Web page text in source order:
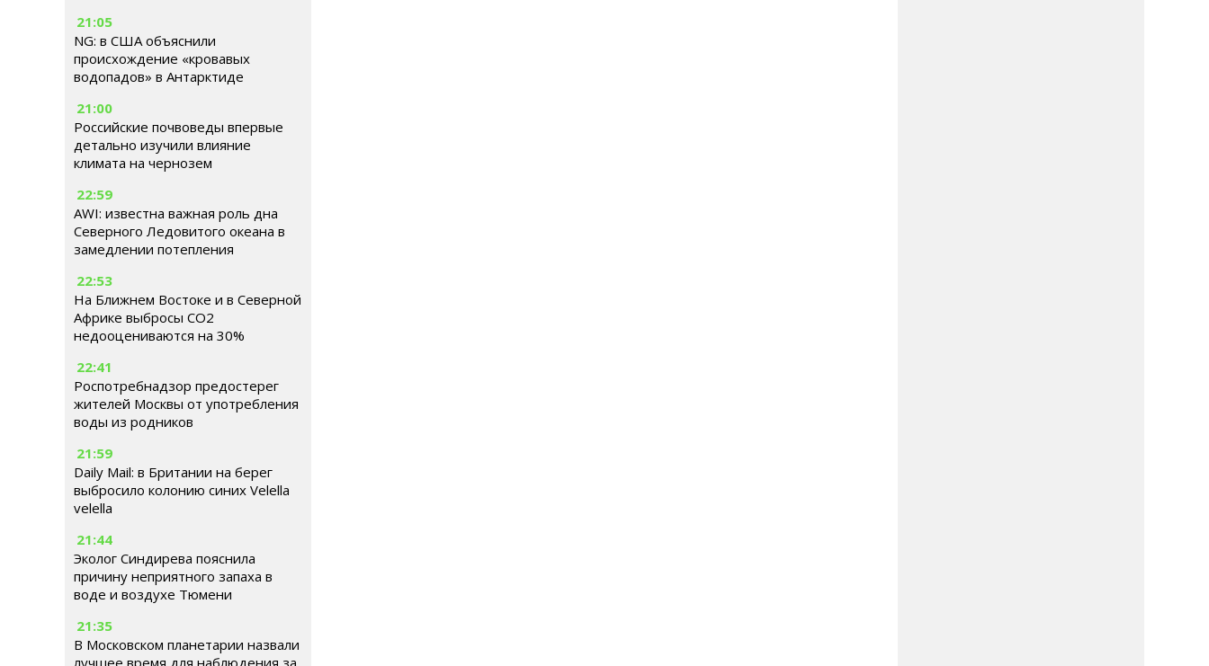
21:05
NG: в США объяснили
происхождение «кровавых
водопадов» в Антарктиде
21:00
Российские почвоведы впервые
детально изучили влияние
климата на чернозем
22:59
AWI: известна важная роль дна
Северного Ледовитого океана в
замедлении потепления
22:53
На Ближнем Востоке и в Северной
Африке выбросы CO2
недооцениваются на 30%
22:41
Роспотребнадзор предостерег
жителей Москвы от употребления
воды из родников
21:59
Daily Mail: в Британии на берег
выбросило колонию синих Velella
velella
21:44
Эколог Синдирева пояснила
причину неприятного запаха в
воде и воздухе Тюмени
21:35
В Московском планетарии назвали
лучшее время для наблюдения за